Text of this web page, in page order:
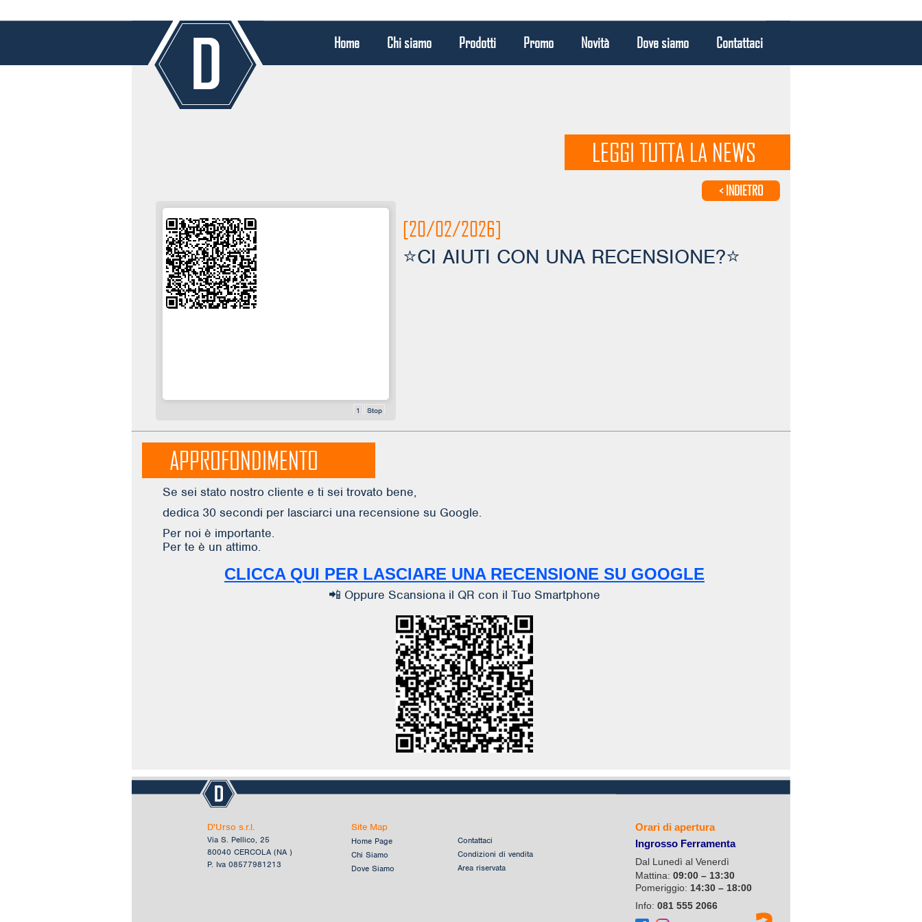
Home Chi siamo Prodotti Promo Novità Dove siamo Contattaci
LEGGI TUTTA LA NEWS
< INDIETRO
1 Stop
[20/02/2026]
⭐CI AIUTI CON UNA RECENSIONE?⭐
APPROFONDIMENTO
Se sei stato nostro cliente e ti sei trovato bene,
dedica 30 secondi per lasciarci una recensione su Google.
Per noi è importante.
Per te è un attimo.
CLICCA QUI PER LASCIARE UNA RECENSIONE SU GOOGLE
📲 Oppure Scansiona il QR con il Tuo Smartphone
D'Urso s.r.l.
Via S. Pellico, 25
80040 CERCOLA (NA )
P. Iva 08577981213
Site Map
Home Page
Chi Siamo
Dove Siamo
Contattaci
Condizioni di vendita
Area riservata
Orari di apertura
Ingrosso Ferramenta
Dal Lunedì al Venerdì
Mattina: 09:00 – 13:30
Pomeriggio: 14:30 – 18:00
Info: 081 555 2066